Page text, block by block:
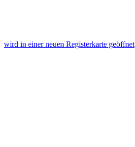
wird in einer neuen Registerkarte geöffnet